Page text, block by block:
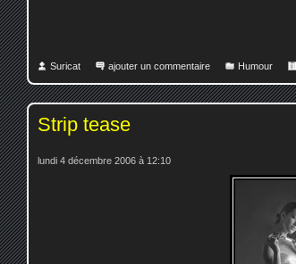
Suricat ajouter un commentaire Humour
Strip tease
lundi 4 décembre 2006 à 12:10